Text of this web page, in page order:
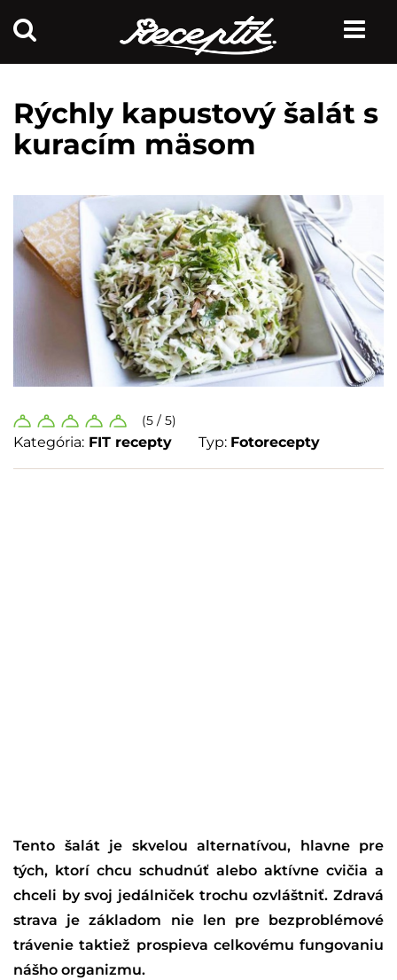
Rýchly kapustový šalát s
kuracím mäsom
(5 / 5)
Kategória: FIT recepty Typ: Fotorecepty
Tento šalát je skvelou alternatívou, hlavne pre
tých, ktorí chcu schudnúť alebo aktívne cvičia a
chceli by svoj jedálniček trochu ozvláštniť. Zdravá
strava je základom nie len pre bezproblémové
trávenie taktiež prospieva celkovému fungovaniu
nášho organizmu.